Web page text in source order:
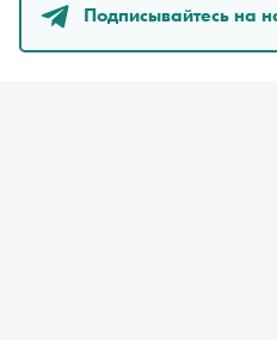
Подписывайтесь на